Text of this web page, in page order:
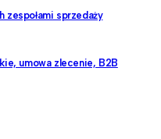
zespołami sprzedaży
umowa zlecenie, B2B